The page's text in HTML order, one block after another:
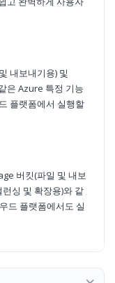
내보내기용) 및
은 Azure 특정 기능
플랫폼에서 실행할
버킷(파일 및 내보
싱 및 확장용)와 같
드 플랫폼에서도 실